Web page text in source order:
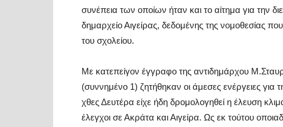
συνέπεια των οποίων ήταν και το αίτημα για την
δημαρχείο Αιγείρας, δεδομένης της νομοθεσίας
του σχολείου.
Με κατεπείγον έγγραφο της αντιδημάρχου
(συννημένο 1) ζητήθηκαν οι άμεσες ενέργειες για
χθες Δευτέρα είχε ήδη δρομολογηθεί η έλευση
έλεγχοι σε Ακράτα και Αιγείρα. Ως εκ τούτου